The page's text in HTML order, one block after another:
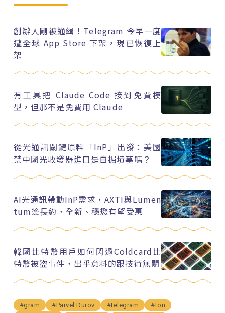
創辦人剛被通緝！Telegram 今早一度
遭全球 App Store 下架，現已恢復上
架
有工具把 Claude Code 接到免費模
型，但那不是免費用 Claude
從光通訊關鍵原料「InP」出發：美國
禁中國光收發器進口是自掘墳墓嗎？
AI光通訊帶動InP需求，AXTI與Lumen
tum簽長約，全新、穩懋有望受惠
韓國比特幣用戶如何閃過Coldcard比
特幣被盜事件，出乎意料的跟技術無關
#gram #Parvel Durov #telegram
#ton